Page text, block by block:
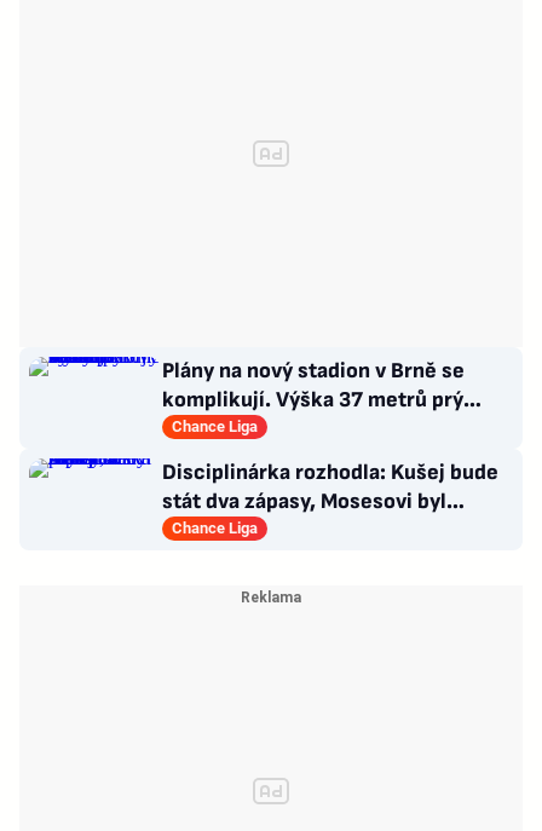
Plány na nový stadion v Brně se
komplikují. Výška 37 metrů prý
narušuje výhled na centrum
Chance Liga
Disciplinárka rozhodla: Kušej bude
stát dva zápasy, Mosesovi byl
prominut zbytek trestu
Chance Liga